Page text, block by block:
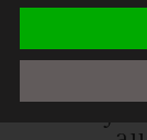
dem genutzten
Funktionen
Erfassung